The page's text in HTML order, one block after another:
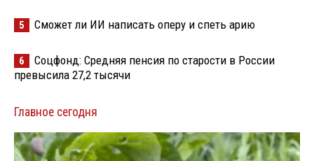
5 Сможет ли ИИ написать оперу и спеть арию
6
Соцфонд: Средняя пенсия по старости в России
превысила 27,2 тысячи
Главное сегодня